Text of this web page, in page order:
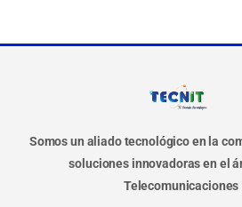
Somos un aliado tecnológico en la
soluciones innovadoras en el
Telecomunicaciones